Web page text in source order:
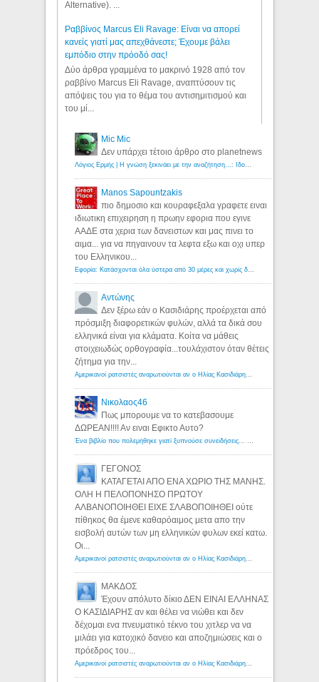
Alternative). ...
Ραββίνος Marcus Eli Ravage: Είναι να απορεί
κανείς γιατί μας απεχθάνεστε; Έχουμε βάλει
εμπόδιο στην πρόοδό σας!
Δύο άρθρα γραμμένα το μακρινό 1928 από τον
ραββίνο Marcus Eli Ravage, αναπτύσουν τις
απόψεις του για το θέμα του αντισημιτισμού και
του μί...
Mic Mic
Δεν υπάρχει τέτοιο άρθρο στο planetnews
Λόγιος Ερμής | Η γνώση ξεκινάει με την αναζήτηση...: Ιδού οι 18 που χρωστούν 11 δις ευρώ!
Manos Sapountzakis
πιο δημοσιο και κουραφεξαλα γραφετε ειναι
ιδιωτικη επιχειρηση η πρωην εφορια που εγινε
ΑΑΔΕ στα χερια των δανειστων και μας πινει το
αιμα... για να πηγαινουν τα λεφτα εξω και οχι υπερ
του Ελληνικου...
Εφορία: Κατάσχονται όλα ύστερα από 30 μέρες και χωρίς δικαστικές αποφάσεις - Λόγιος Ερμής
Αντώνης
Δεν ξέρω εάν ο Κασιδιάρης προέρχεται από
πρόσμιξη διαφορετικών φυλών, αλλά τα δικά σου
ελληνικά είναι για κλάματα. Κοίτα να μάθεις
στοιχειωδώς ορθογραφία...τουλάχιστον όταν θέτεις
ζήτημα για την...
Αμερικανοί ρατσιστές αναρωτιούνται αν ο Ηλίας Κασιδιάρης ανήκει στη λευκή φυλή... - Λόγιος Ερμής
Νικολαος46
Πως μπορουμε να το κατεβασουμε
ΔΩΡΕΑΝ!!!! Αν ειναι Εφικτο Αυτο?
Ένα βιβλίο που πολεμήθηκε γιατί ξυπνούσε συνειδήσεις... - Λόγιος Ερμής | Η γνώση ξεκινάει με την αναζήτηση...
ΓΕΓΟΝΟΣ
ΚΑΤΑΓΕΤΑΙ ΑΠΟ ΕΝΑ ΧΩΡΙΟ ΤΗΣ ΜΑΝΗΣ.
ΟΛΗ Η ΠΕΛΟΠΟΝΗΣΟ ΠΡΩΤΟΥ
ΑΛΒΑΝΟΠΟΙΗΘΕΙ ΕΙΧΕ ΣΛΑΒΟΠΟΙΗΘΕΙ ούτε
πίθηκος θα έμενε καθαρόαιμος μετα απο την
εισβολή αυτών των μη ελληνικών φυλων εκεί κατω.
Οι...
Αμερικανοί ρατσιστές αναρωτιούνται αν ο Ηλίας Κασιδιάρης ανήκει στη λευκή φυλή... - Λόγιος Ερμής
ΜΑΚΔΟΣ
Έχουν απόλυτο δίκιο ΔΕΝ ΕΙΝΑΙ ΕΛΛΗΝΑΣ
Ο ΚΑΣΙΔΙΑΡΗΣ αν και θέλει να νιώθει και δεν
δέχομαι ενα πνευματικό τέκνο του χιτλερ να να
μιλάει για κατοχικό δανειο και αποζημιώσεις και ο
πρόεδρος του...
Αμερικανοί ρατσιστές αναρωτιούνται αν ο Ηλίας Κασιδιάρης ανήκει στη λευκή φυλή... - Λόγιος Ερμής